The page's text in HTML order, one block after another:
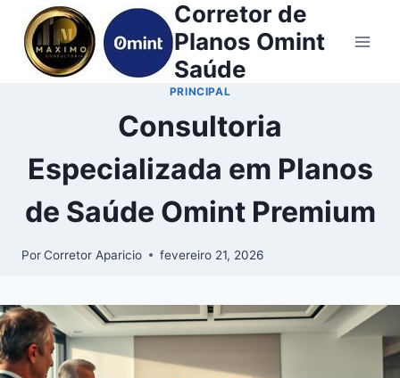
Corretor de
Planos Omint
Saúde
PRINCIPAL
Consultoria
Especializada em Planos
de Saúde Omint Premium
PorCorretor Aparicio fevereiro 21, 2026